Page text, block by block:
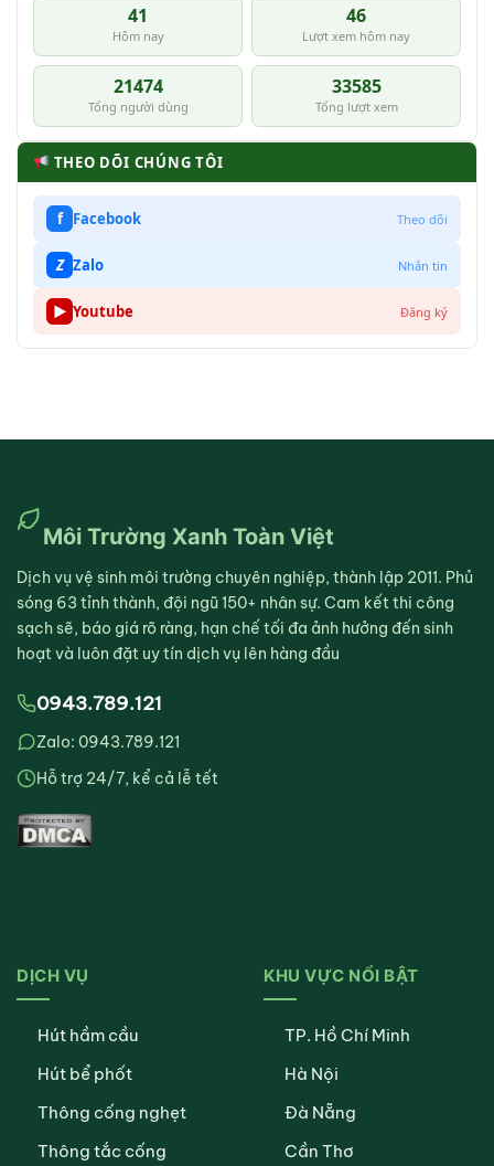
41
Hôm nay
46
Lượt xem hôm nay
21474
Tổng người dùng
33585
Tổng lượt xem
THEO DÕI CHÚNG TÔI
f Facebook Theo dõi
Z Zalo Nhắn tin
▶ Youtube Đăng ký
Môi Trường Xanh Toàn Việt
Dịch vụ vệ sinh môi trường chuyên nghiệp, thành lập 2011. Phủ
sóng 63 tỉnh thành, đội ngũ 150+ nhân sự. Cam kết thi công
sạch sẽ, báo giá rõ ràng, hạn chế tối đa ảnh hưởng đến sinh
hoạt và luôn đặt uy tín dịch vụ lên hàng đầu
0943.789.121
Zalo: 0943.789.121
Hỗ trợ 24/7, kể cả lễ tết
DỊCH VỤ
Hút hầm cầu
Hút bể phốt
Thông cống nghẹt
Thông tắc cống
KHU VỰC NỔI BẬT
TP. Hồ Chí Minh
Hà Nội
Đà Nẵng
Cần Thơ